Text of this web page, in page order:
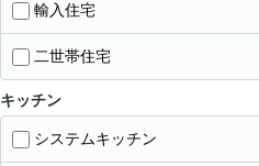
輸入住宅
二世帯住宅
キッチン
システムキッチン